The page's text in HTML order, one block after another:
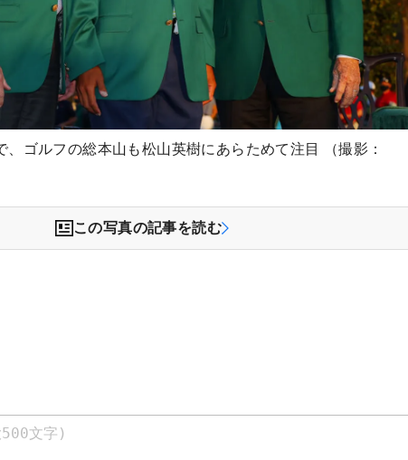
、ゴルフの総本山も松山英樹にあらためて注目 （撮影：
この写真の記事を読む